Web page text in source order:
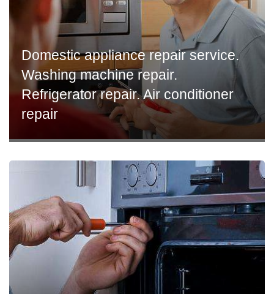
Domestic appliance repair service.
Washing machine repair.
Refrigerator repair. Air conditioner
repair